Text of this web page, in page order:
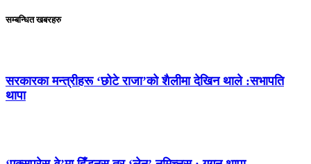
सम्बन्धित खबरहरु
सरकारका मन्त्रीहरू ‘छोटे राजा’को शैलीमा देखिन थाले :सभापति
थापा